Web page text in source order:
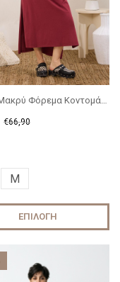
Avenya Μακρύ Φόρεμα Κοντομάνικο
€66,90
M
ΕΠΙΛΟΓΉ